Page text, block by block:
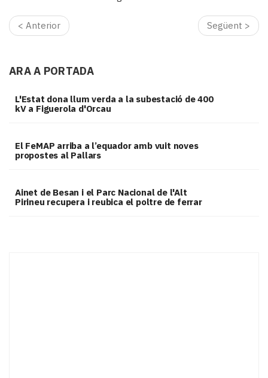
< Anterior Següent >
ARA A PORTADA
L'Estat dona llum verda a la subestació de 400
kV a Figuerola d'Orcau
El FeMAP arriba a l’equador amb vuit noves
propostes al Pallars
Ainet de Besan i el Parc Nacional de l'Alt
Pirineu recupera i reubica el poltre de ferrar